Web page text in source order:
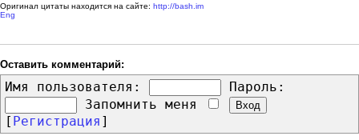
Оригинал цитаты находится на сайте: http://bash.im
Eng
Оставить комментарий:
Имя пользователя:
Пароль:
Запомнить меня
[ Регистрация ]